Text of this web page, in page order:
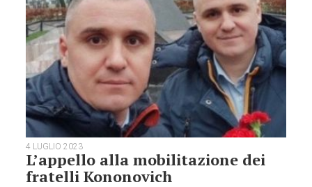
4 LUGLIO 2023
L’appello alla mobilitazione dei
fratelli Kononovich